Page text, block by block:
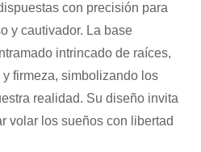
con precisión para
y cautivador. La base
intrincado de raíces,
firmeza, simbolizando los
realidad. Su diseño invita
volar los sueños con libertad